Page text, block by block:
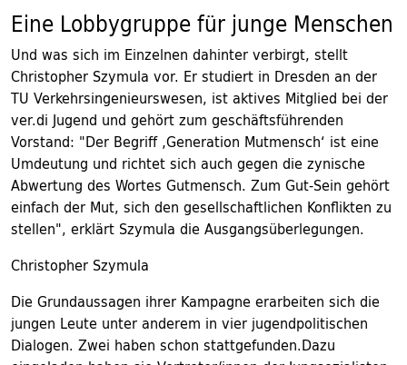
Eine Lobbygruppe für junge Menschen
Und was sich im Einzelnen dahinter verbirgt, stellt
Christopher Szymula vor. Er studiert in Dresden an der
TU Verkehrsingenieurswesen, ist aktives Mitglied bei der
ver.di Jugend und gehört zum geschäftsführenden
Vorstand: "Der Begriff ‚Generation Mutmensch‘ ist eine
Umdeutung und richtet sich auch gegen die zynische
Abwertung des Wortes Gutmensch. Zum Gut-Sein gehört
einfach der Mut, sich den gesellschaftlichen Konflikten zu
stellen", erklärt Szymula die Ausgangsüberlegungen.
Christopher Szymula
Die Grundaussagen ihrer Kampagne erarbeiten sich die
jungen Leute unter anderem in vier jugendpolitischen
Dialogen. Zwei haben schon stattgefunden.Dazu